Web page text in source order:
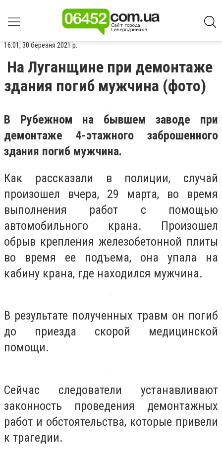
16:01, 30 березня 2021 р.
На Луганщине при демонтаже
здания погиб мужчина (фото)
В Рубежном на бывшем заводе при
демонтаже 4-этажного заброшенного
здания погиб мужчина.
Как рассказали в полиции, случай
произошел вчера, 29 марта, во время
выполнения работ с помощью
автомобильного крана. Произошел
обрыв крепления железобетонной плиты
во время ее подъема, она упала на
кабину крана, где находился мужчина.
В результате полученных травм он погиб
до приезда скорой медицинской
помощи.
Сейчас следователи устанавливают
законность проведения демонтажных
работ и обстоятельства, которые привели
к трагедии.